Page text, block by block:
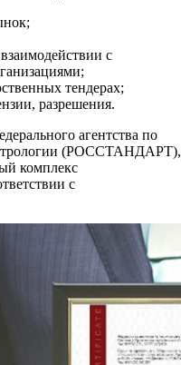
с
тендерах;
разрешения.
агентства по
(РОССТАНДАРТ),
комплекс
с